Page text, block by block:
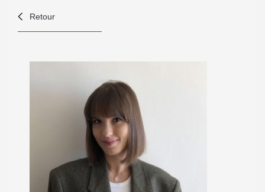
Retour